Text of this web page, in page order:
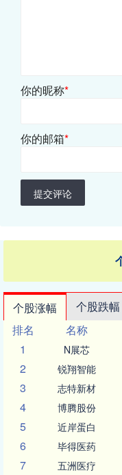
你的昵称*
你的邮箱*
提交评论
个股涨幅 个股跌幅
排名
名称
1
N展芯
2 锐翔智能
3 志特新材
4 博腾股份
5 近岸蛋白
6 毕得医药
7 五洲医疗